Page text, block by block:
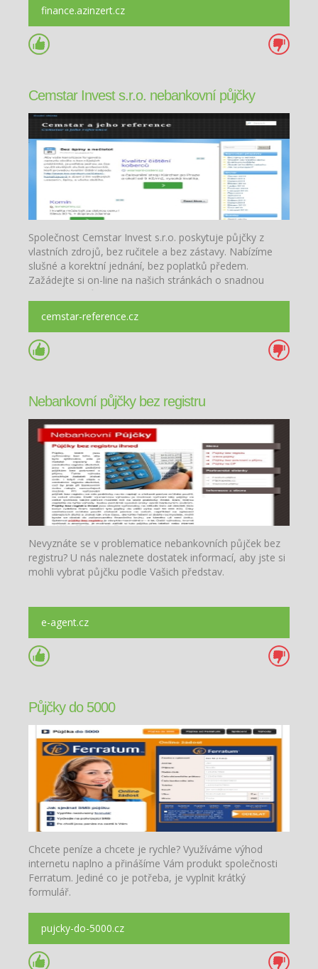
finance.azinzert.cz
Cemstar Invest s.r.o. nebankovní půjčky
Společnost Cemstar Invest s.r.o. poskytuje půjčky z
vlastních zdrojů, bez ručitele a bez zástavy. Nabízíme
slušné a korektní jednání, bez poplatků předem.
Zažádejte si on-line na našich stránkách o snadnou
nebankovní půjčku. Pobočky po celé čR.
cemstar-reference.cz
Nebankovní půjčky bez registru
Nevyznáte se v problematice nebankovních půjček bez
registru? U nás naleznete dostatek informací, aby jste si
mohli vybrat půjčku podle Vašich představ.
e-agent.cz
Půjčky do 5000
Chcete peníze a chcete je rychle? Využíváme výhod
internetu naplno a přinášíme Vám produkt společnosti
Ferratum. Jediné co je potřeba, je vyplnit krátký
formulář.
pujcky-do-5000.cz